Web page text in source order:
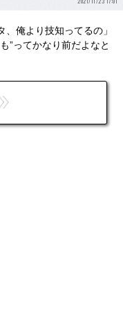
、俺より技知ってるの」
”ってかなり前だよなと